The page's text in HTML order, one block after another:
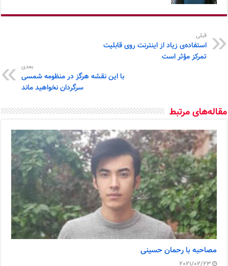
قبلی
استفاده‌ی زیاد از اینترنت روی قابلیت
تمرکز مؤثر است
بعدی
با این نقشه هرگز در منظومه شمسی
سرگردان نخواهید ماند
مقاله‌های مرتبط
مصاحبه با رحمان حسینی
2021/02/23